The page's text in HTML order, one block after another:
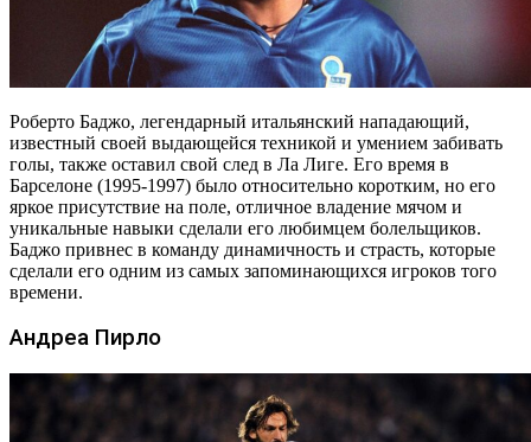
Роберто Баджо, легендарный итальянский нападающий,
известный своей выдающейся техникой и умением забивать
голы, также оставил свой след в Ла Лиге. Его время в
Барселоне (1995-1997) было относительно коротким, но его
яркое присутствие на поле, отличное владение мячом и
уникальные навыки сделали его любимцем болельщиков.
Баджо привнес в команду динамичность и страсть, которые
сделали его одним из самых запоминающихся игроков того
времени.
Андреа Пирло